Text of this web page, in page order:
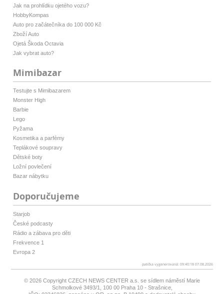
Jak na prohlídku ojetého vozu?
HobbyKompas
Auto pro začátečníka do 100 000 Kč
Zboží Auto
Ojetá Škoda Octavia
Jak vybrat auto?
Mimibazar
Testujte s Mimibazarem
Monster High
Barbie
Lego
Pyžama
Kosmetika a parfémy
Teplákové soupravy
Dětské boty
Ložní povlečení
Bazar nábytku
Doporučujeme
Starjob
České podcasty
Rádio a zábava pro děti
Frekvence 1
Evropa 2
patička vygenerovaná: 09:40:18 07.08.2026
© 2026 Copyright CZECH NEWS CENTER a.s. se sídlem náměstí Marie
Schmolkové 3493/1, 100 00 Praha 10 - Strašnice,